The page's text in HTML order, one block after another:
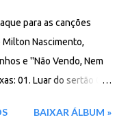
para as canções
Milton Nascimento,
e ''Não Vendo, Nem
01. Luar do sertão 02.
troco 08. Portador do
BAIXAR ÁLBUM »